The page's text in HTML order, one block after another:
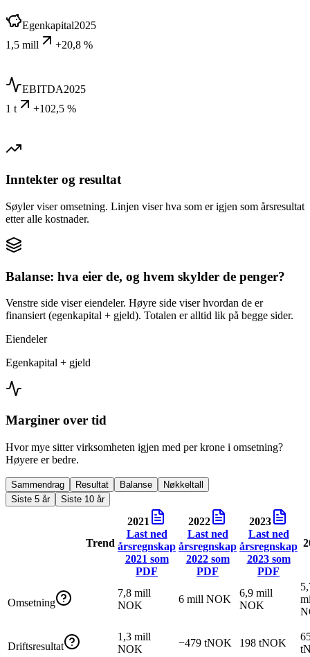
Egenkapital2025
1,5 mill
+20,8 %
EBITDA2025
1 t
+102,5 %
Inntekter og resultat
Søyler viser omsetning. Linjen viser hva som er igjen som årsresultat
etter alle kostnader.
Balanse: hva eier de, og hvem skylder de penger?
Venstre side viser eiendeler. Høyre side viser hvordan de er
finansiert (egenkapital + gjeld). Totalen er alltid lik på begge sider.
Eiendeler
Egenkapital + gjeld
Marginer over tid
Hvor mye sitter virksomheten igjen med per krone i omsetning?
Høyere er bedre.
Sammendrag Resultat Balanse
Nøkkeltall
Siste 5 år
Siste 10 år
Trend
2021
Last ned
årsregnskap
2021 som
PDF
2022
Last ned
årsregnskap
2022som
PDF
2023
Last ned
årsregnskap
2023som
PDF
Omsetning
7,8 mill
NOK
6 mill NOK
6,9 mill
NOK
Driftsresultat
1,3 mill
NOK
−479 tNOK 198 tNOK